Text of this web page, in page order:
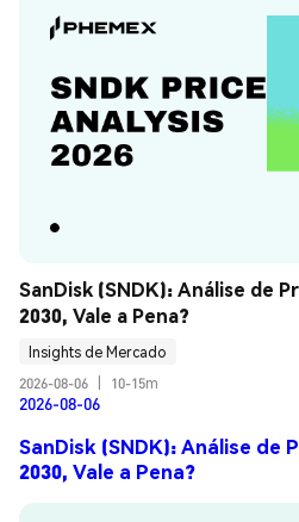
SanDisk (SNDK): Análise de
2030, Vale a Pena?
Insights de Mercado
2026-08-06
10-15m
2026-08-06
SanDisk (SNDK): Análise de
2030, Vale a Pena?